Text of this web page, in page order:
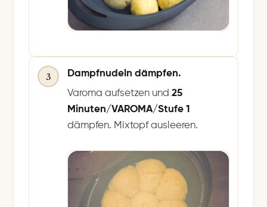
3
Dampfnudeln dämpfen.
Varoma aufsetzen und 25
Minuten/VAROMA/Stufe 1
dämpfen. Mixtopf ausleeren.